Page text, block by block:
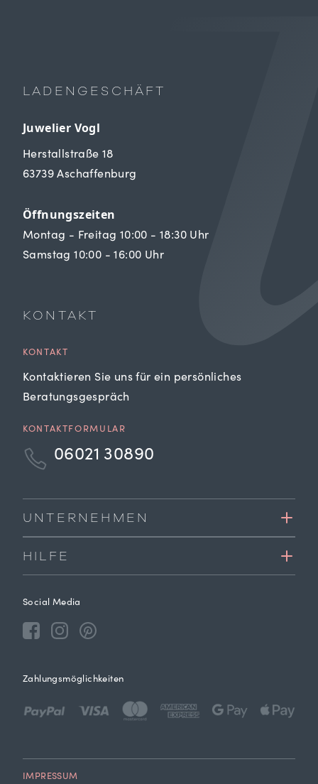
LADENGESCHÄFT
Juwelier Vogl
Herstallstraße 18
63739 Aschaffenburg
Öffnungszeiten
Montag - Freitag 10:00 - 18:30 Uhr
Samstag 10:00 - 16:00 Uhr
KONTAKT
KONTAKT
Kontaktieren Sie uns für ein persönliches
Beratungsgespräch
KONTAKTFORMULAR
06021 30890
UNTERNEHMEN
HILFE
Social Media
Zahlungsmöglichkeiten
IMPRESSUM